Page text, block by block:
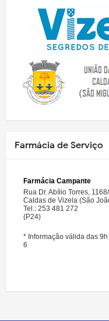
Farmácia de Serviço